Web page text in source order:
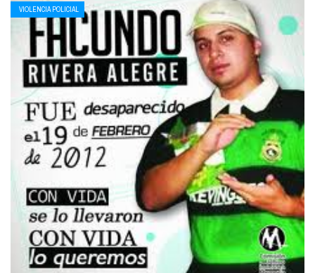
VIOLENCIA POLICIAL